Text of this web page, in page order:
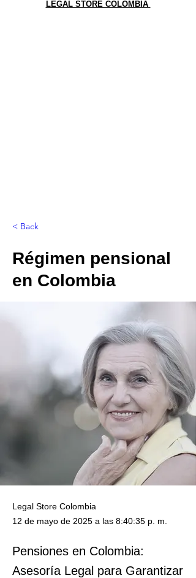
LEGAL STORE COLOMBIA
< Back
Régimen pensional
en Colombia
Legal Store Colombia
12 de mayo de 2025 a las 8:40:35 p. m.
Pensiones en Colombia:
Asesoría Legal para Garantizar